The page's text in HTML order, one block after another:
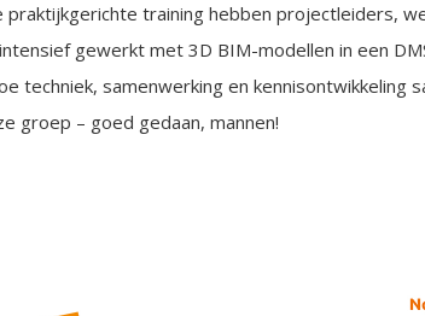
praktijkgerichte training hebben projectleiders,
gewerkt met 3D BIM-modellen in een
techniek, samenwerking en kennisontwikkeling
groep – goed gedaan, mannen!